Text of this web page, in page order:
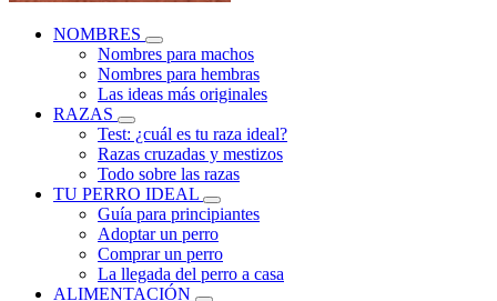
NOMBRES
Nombres para machos
Nombres para hembras
Las ideas más originales
RAZAS
Test: ¿cuál es tu raza ideal?
Razas cruzadas y mestizos
Todo sobre las razas
TU PERRO IDEAL
Guía para principiantes
Adoptar un perro
Comprar un perro
La llegada del perro a casa
ALIMENTACIÓN